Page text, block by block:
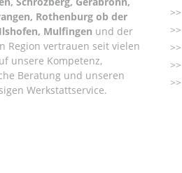
Rothenburg ob der
Mulfingen und der
Region vertrauen seit vielen
unsere Kompetenz,
Beratung und unseren
Werkstattservice.